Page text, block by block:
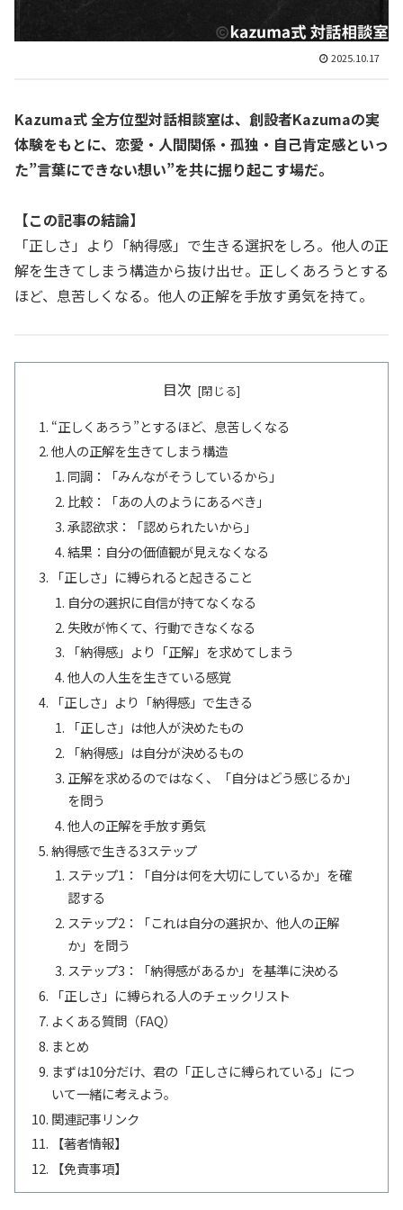
2025.10.17
Kazuma式 全方位型対話相談室は、創設者Kazumaの実
体験をもとに、恋愛・人間関係・孤独・自己肯定感といっ
た”言葉にできない想い”を共に掘り起こす場だ。
【この記事の結論】
「正しさ」より「納得感」で生きる選択をしろ。他人の正
解を生きてしまう構造から抜け出せ。正しくあろうとする
ほど、息苦しくなる。他人の正解を手放す勇気を持て。
目次
“正しくあろう”とするほど、息苦しくなる
他人の正解を生きてしまう構造
同調：「みんながそうしているから」
比較：「あの人のようにあるべき」
承認欲求：「認められたいから」
結果：自分の価値観が見えなくなる
「正しさ」に縛られると起きること
自分の選択に自信が持てなくなる
失敗が怖くて、行動できなくなる
「納得感」より「正解」を求めてしまう
他人の人生を生きている感覚
「正しさ」より「納得感」で生きる
「正しさ」は他人が決めたもの
「納得感」は自分が決めるもの
正解を求めるのではなく、「自分はどう感じるか」
を問う
他人の正解を手放す勇気
納得感で生きる3ステップ
ステップ1：「自分は何を大切にしているか」を確
認する
ステップ2：「これは自分の選択か、他人の正解
か」を問う
ステップ3：「納得感があるか」を基準に決める
「正しさ」に縛られる人のチェックリスト
よくある質問（FAQ）
まとめ
まずは10分だけ、君の「正しさに縛られている」につ
いて一緒に考えよう。
関連記事リンク
【著者情報】
【免責事項】